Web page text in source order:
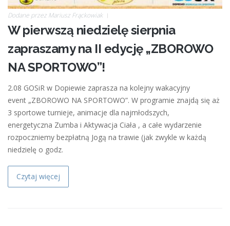
Dodane przez Mariusz Frąckowiak
W pierwszą niedzielę sierpnia
zapraszamy na II edycję „ZBOROWO
NA SPORTOWO”!
2.08 GOSiR w Dopiewie zaprasza na kolejny wakacyjny
event „ZBOROWO NA SPORTOWO”. W programie znajdą się aż
3 sportowe turnieje, animacje dla najmłodszych,
energetyczna Zumba i Aktywacja Ciała , a całe wydarzenie
rozpoczniemy bezpłatną Jogą na trawie (jak zwykle w każdą
niedzielę o godz.
Czytaj więcej